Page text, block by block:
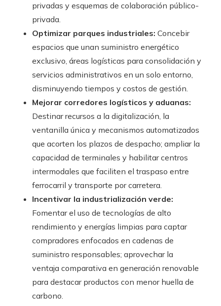
privadas y esquemas de colaboración público-
privada.
Optimizar parques industriales: Concebir
espacios que unan suministro energético
exclusivo, áreas logísticas para consolidación y
servicios administrativos en un solo entorno,
disminuyendo tiempos y costos de gestión.
Mejorar corredores logísticos y aduanas:
Destinar recursos a la digitalización, la
ventanilla única y mecanismos automatizados
que acorten los plazos de despacho; ampliar la
capacidad de terminales y habilitar centros
intermodales que faciliten el traspaso entre
ferrocarril y transporte por carretera.
Incentivar la industrialización verde:
Fomentar el uso de tecnologías de alto
rendimiento y energías limpias para captar
compradores enfocados en cadenas de
suministro responsables; aprovechar la
ventaja comparativa en generación renovable
para destacar productos con menor huella de
carbono.